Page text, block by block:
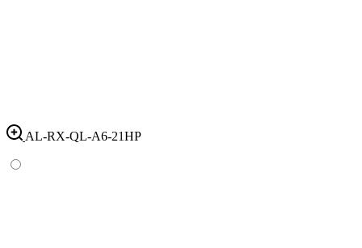
AL-RX-QL-A6-21HP